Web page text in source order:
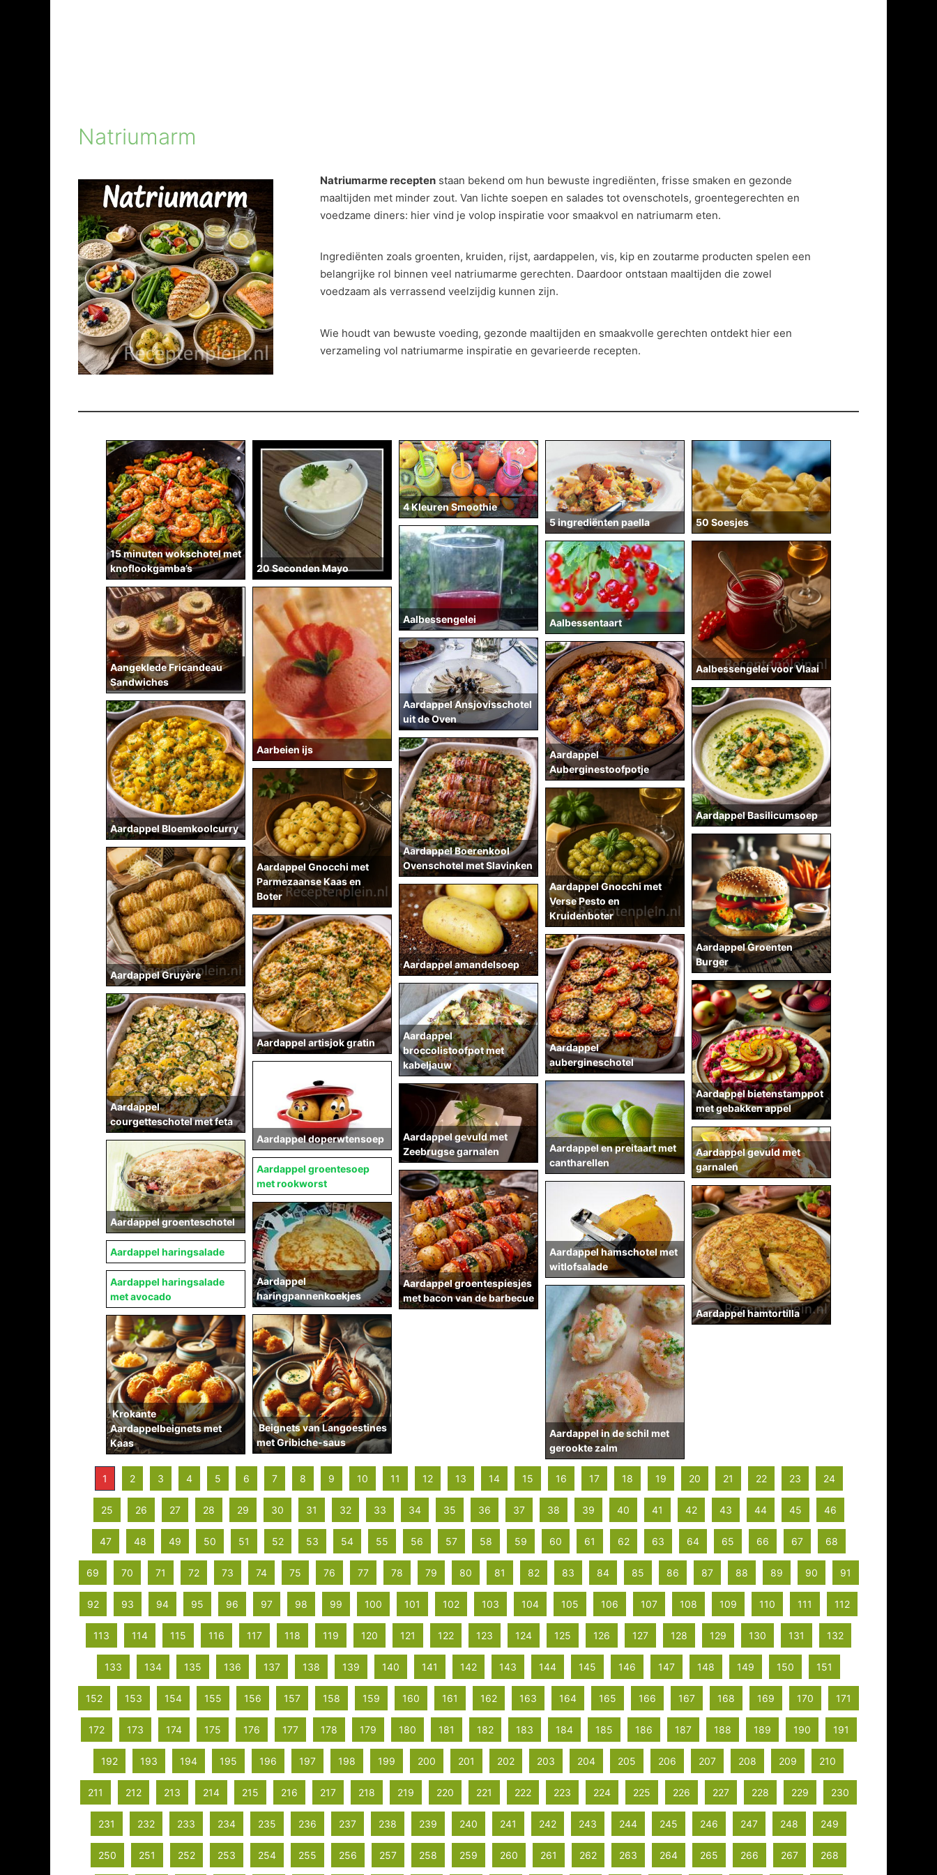
Natriumarm
Natriumarme recepten staan bekend om hun bewuste ingrediënten, frisse smaken en gezonde
maaltijden met minder zout. Van lichte soepen en salades tot ovenschotels, groentegerechten en
voedzame diners: hier vind je volop inspiratie voor smaakvol en natriumarm eten.
Ingrediënten zoals groenten, kruiden, rijst, aardappelen, vis, kip en zoutarme producten spelen een
belangrijke rol binnen veel natriumarme gerechten. Daardoor ontstaan maaltijden die zowel
voedzaam als verrassend veelzijdig kunnen zijn.
Wie houdt van bewuste voeding, gezonde maaltijden en smaakvolle gerechten ontdekt hier een
verzameling vol natriumarme inspiratie en gevarieerde recepten.
Beignets van Langoestines
met Gribiche-saus
Krokante
Aardappelbeignets met
Kaas
15 minuten wokschotel met
knoflookgamba’s
20 Seconden Mayo
4 Kleuren Smoothie
5 ingrediënten paella
50 Soesjes
Aalbessengelei
Aalbessengelei voor Vlaai
Aalbessentaart
Aangeklede Fricandeau
Sandwiches
Aarbeien ijs
Aardappel amandelsoep
Aardappel Ansjovisschotel
uit de Oven
Aardappel artisjok gratin
Aardappel
aubergineschotel
Aardappel
Auberginestoofpotje
Aardappel Basilicumsoep
Aardappel bietenstamppot
met gebakken appel
Aardappel Bloemkoolcurry
Aardappel Boerenkool
Ovenschotel met Slavinken
Aardappel
broccolistoofpot met
kabeljauw
Aardappel
courgetteschotel met feta
Aardappel doperwtensoep
Aardappel en preitaart met
cantharellen
Aardappel gevuld met
garnalen
Aardappel gevuld met
Zeebrugse garnalen
Aardappel Gnocchi met
Parmezaanse Kaas en
Boter
Aardappel Gnocchi met
Verse Pesto en
Kruidenboter
Aardappel Groenten
Burger
Aardappel groenteschotel
Aardappel groentesoep
met rookworst
Aardappel groentespiesjes
met bacon van de barbecue
Aardappel Gruyère
Aardappel hamschotel met
witlofsalade
Aardappel hamtortilla
Aardappel
haringpannenkoekjes
Aardappel haringsalade
Aardappel haringsalade
met avocado
Aardappel in de schil met
gerookte zalm
1 2 3 4 5 6 7 8 9 10 11 12 13 14 15 16 17 18 19 20 21 22 23 24
25 26 27 28 29 30 31 32 33 34 35 36 37 38 39 40 41 42 43 44 45 46
47 48 49 50 51 52 53 54 55 56 57 58 59 60 61 62 63 64 65 66 67 68
69 70 71 72 73 74 75 76 77 78 79 80 81 82 83 84 85 86 87 88 89 90 91
92 93 94 95 96 97 98 99 100 101 102 103 104 105 106 107 108 109 110 111 112
113 114 115 116 117 118 119 120 121 122 123 124 125 126 127 128 129 130 131 132
133 134 135 136 137 138 139 140 141 142 143 144 145 146 147 148 149 150 151
152 153 154 155 156 157 158 159 160 161 162 163 164 165 166 167 168 169 170 171
172 173 174 175 176 177 178 179 180 181 182 183 184 185 186 187 188 189 190 191
192 193 194 195 196 197 198 199 200 201 202 203 204 205 206 207 208 209 210
211 212 213 214 215 216 217 218 219 220 221 222 223 224 225 226 227 228 229 230
231 232 233 234 235 236 237 238 239 240 241 242 243 244 245 246 247 248 249
250 251 252 253 254 255 256 257 258 259 260 261 262 263 264 265 266 267 268